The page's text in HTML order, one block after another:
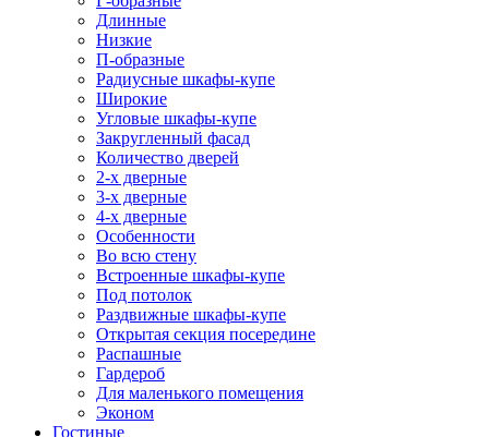
Длинные
Низкие
П-образные
Радиусные шкафы-купе
Широкие
Угловые шкафы-купе
Закругленный фасад
Количество дверей
2-х дверные
3-х дверные
4-х дверные
Особенности
Во всю стену
Встроенные шкафы-купе
Под потолок
Раздвижные шкафы-купе
Открытая секция посередине
Распашные
Гардероб
Для маленького помещения
Эконом
Гостиные